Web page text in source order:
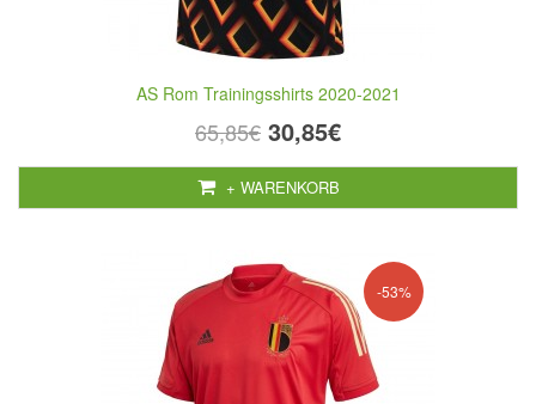
AS Rom Trainingsshirts 2020-2021
65,85€ 30,85€
+ WARENKORB
-53%